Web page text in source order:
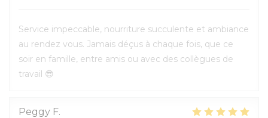
Service impeccable, nourriture succulente et ambiance
au rendez vous. Jamais déçus à chaque fois, que ce
soir en famille, entre amis ou avec des collègues de
travail 😎
Peggy F